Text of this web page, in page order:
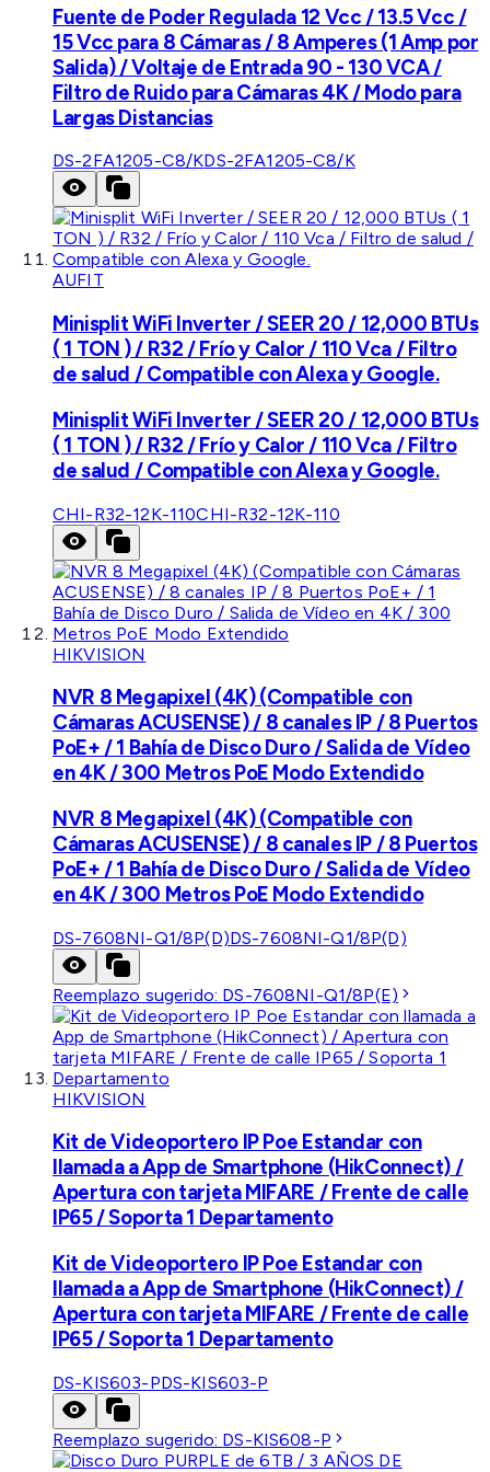
Fuente de Poder Regulada 12 Vcc / 13.5 Vcc /
15 Vcc para 8 Cámaras / 8 Amperes (1 Amp por
Salida) / Voltaje de Entrada 90 - 130 VCA /
Filtro de Ruido para Cámaras 4K / Modo para
Largas Distancias
DS-2FA1205-C8/KDS-2FA1205-C8/K
AUFIT
Minisplit WiFi Inverter / SEER 20 / 12,000 BTUs
( 1 TON ) / R32 / Frío y Calor / 110 Vca / Filtro
de salud / Compatible con Alexa y Google.
Minisplit WiFi Inverter / SEER 20 / 12,000 BTUs
( 1 TON ) / R32 / Frío y Calor / 110 Vca / Filtro
de salud / Compatible con Alexa y Google.
CHI-R32-12K-110CHI-R32-12K-110
HIKVISION
NVR 8 Megapixel (4K) (Compatible con
Cámaras ACUSENSE) / 8 canales IP / 8 Puertos
PoE+ / 1 Bahía de Disco Duro / Salida de Vídeo
en 4K / 300 Metros PoE Modo Extendido
NVR 8 Megapixel (4K) (Compatible con
Cámaras ACUSENSE) / 8 canales IP / 8 Puertos
PoE+ / 1 Bahía de Disco Duro / Salida de Vídeo
en 4K / 300 Metros PoE Modo Extendido
DS-7608NI-Q1/8P(D)DS-7608NI-Q1/8P(D)
Reemplazo sugerido: DS-7608NI-Q1/8P(E)
HIKVISION
Kit de Videoportero IP Poe Estandar con
llamada a App de Smartphone (HikConnect) /
Apertura con tarjeta MIFARE / Frente de calle
IP65 / Soporta 1 Departamento
Kit de Videoportero IP Poe Estandar con
llamada a App de Smartphone (HikConnect) /
Apertura con tarjeta MIFARE / Frente de calle
IP65 / Soporta 1 Departamento
DS-KIS603-PDS-KIS603-P
Reemplazo sugerido: DS-KIS608-P